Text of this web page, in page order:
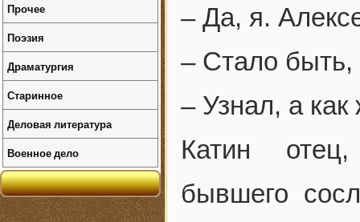
– Да, я.
– Стало быть,
– Узнал, а как
Катин
бывшего
Прочее
Поэзия
Драматургия
Старинное
Деловая литература
Военное дело